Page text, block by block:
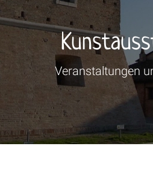
Pinarella,
Tagliata
Veranstaltungen